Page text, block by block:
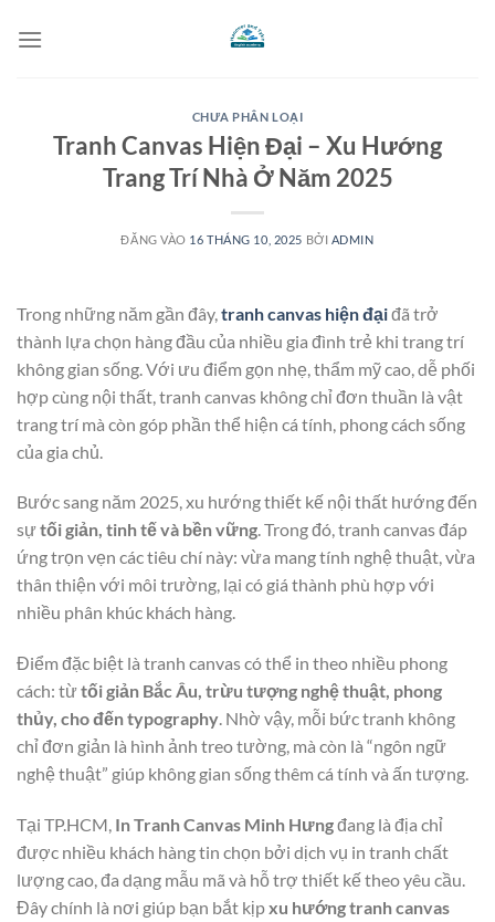
qua
CHƯA PHÂN LOẠI
Tranh Canvas Hiện Đại – Xu Hướng
Trang Trí Nhà Ở Năm 2025
ĐĂNG VÀO 16 THÁNG 10, 2025 BỞI ADMIN
Trong những năm gần đây, tranh canvas hiện đạiđã trở
thành lựa chọn hàng đầu của nhiều gia đình trẻ khi trang trí
không gian sống. Với ưu điểm gọn nhẹ, thẩm mỹ cao, dễ phối
hợp cùng nội thất, tranh canvas không chỉ đơn thuần là vật
trang trí mà còn góp phần thể hiện cá tính, phong cách sống
của gia chủ.
Bước sang năm 2025, xu hướng thiết kế nội thất hướng đến
sựtối giản, tinh tế và bền vững. Trong đó, tranh canvas đáp
ứng trọn vẹn các tiêu chí này: vừa mang tính nghệ thuật, vừa
thân thiện với môi trường, lại có giá thành phù hợp với
nhiều phân khúc khách hàng.
Điểm đặc biệt là tranh canvas có thể in theo nhiều phong
cách: từtối giản Bắc Âu, trừu tượng nghệ thuật, phong
thủy, cho đến typography. Nhờ vậy, mỗi bức tranh không
chỉ đơn giản là hình ảnh treo tường, mà còn là “ngôn ngữ
nghệ thuật” giúp không gian sống thêm cá tính và ấn tượng.
Tại TP.HCM, In Tranh Canvas Minh Hưngđang là địa chỉ
được nhiều khách hàng tin chọn bởi dịch vụ in tranh chất
lượng cao, đa dạng mẫu mã và hỗ trợ thiết kế theo yêu cầu.
Đây chính là nơi giúp bạn bắt kịpxu hướng tranh canvas